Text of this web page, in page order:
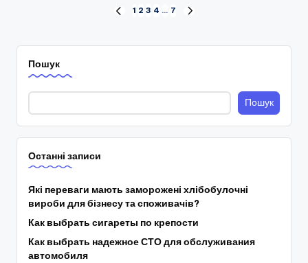
записів
ПОПЕРЕДНЯ
1 2 3 4 … 7
Пошук
Пошук
Останні записи
Які переваги мають заморожені хлібобулочні
вироби для бізнесу та споживачів?
Как выбрать сигареты по крепости
Как выбрать надежное СТО для обслуживания
автомобиля